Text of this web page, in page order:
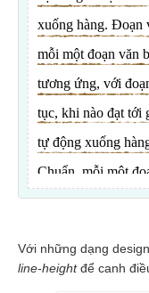
Với những dạng
line-heightđể canh